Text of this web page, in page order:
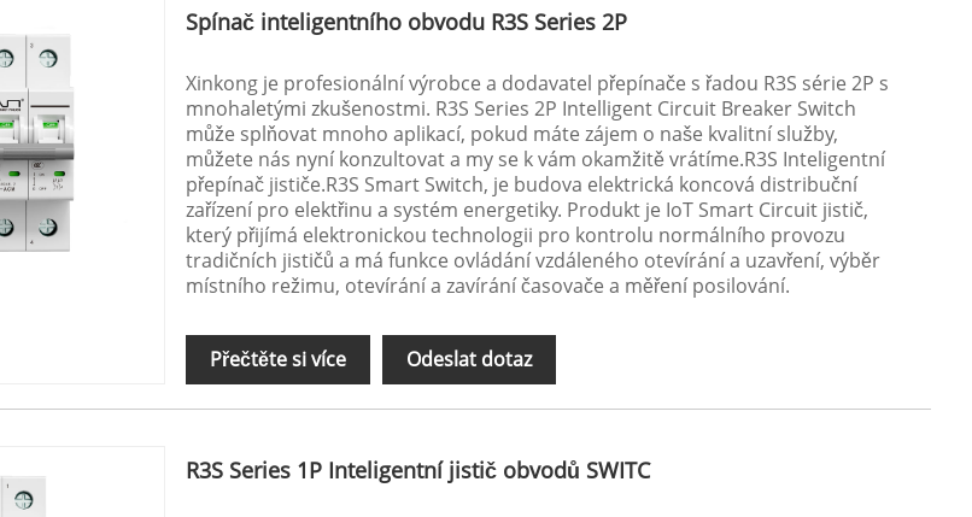
Spínač inteligentního obvodu R3S Series 2P
Xinkong je profesionální výrobce a dodavatel přepínače s řadou R3S série 2P s
mnohaletými zkušenostmi. R3S Series 2P Intelligent Circuit Breaker Switch
může splňovat mnoho aplikací, pokud máte zájem o naše kvalitní služby,
můžete nás nyní konzultovat a my se k vám okamžitě vrátíme.R3S Inteligentní
přepínač jističe.R3S Smart Switch, je budova elektrická koncová distribuční
zařízení pro elektřinu a systém energetiky. Produkt je IoT Smart Circuit jistič,
který přijímá elektronickou technologii pro kontrolu normálního provozu
tradičních jističů a má funkce ovládání vzdáleného otevírání a uzavření, výběr
místního režimu, otevírání a zavírání časovače a měření posilování.
Přečtěte si více Odeslat dotaz
R3S Series 1P Inteligentní jistič obvodů SWITC